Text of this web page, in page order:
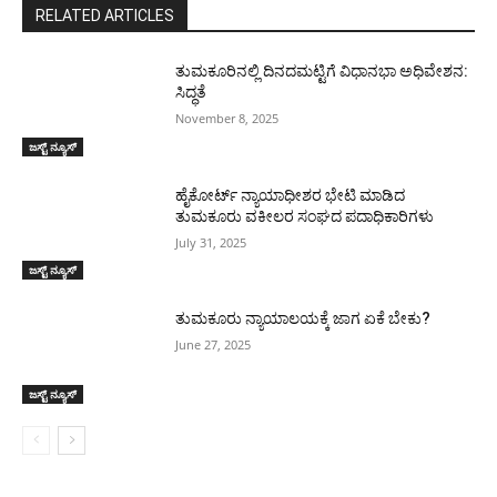
RELATED ARTICLES
ಜಸ್ಟ್ ನ್ಯೂಸ್
ತುಮಕೂರಿನಲ್ಲಿ ದಿನದಮಟ್ಟಿಗೆ ವಿಧಾನಭಾ ಅಧಿವೇಶನ:
ಸಿದ್ಧತೆ
November 8, 2025
ಜಸ್ಟ್ ನ್ಯೂಸ್
ಹೈಕೋರ್ಟ್ ನ್ಯಾಯಾಧೀಶರ ಭೇಟಿ ಮಾಡಿದ
ತುಮಕೂರು ವಕೀಲರ ಸಂಘದ ಪದಾಧಿಕಾರಿಗಳು
July 31, 2025
ಜಸ್ಟ್ ನ್ಯೂಸ್
ತುಮಕೂರು ನ್ಯಾಯಾಲಯಕ್ಕೆ ಜಾಗ ಏಕೆ ಬೇಕು?
June 27, 2025